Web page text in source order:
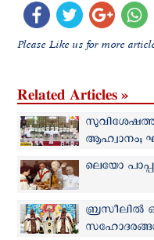
Please Like us for more
Related Articles »
ആഹ്വാനം;
സ്വീകരിച്ചു
ലെയോ പാപ്പ
ബ്രസീലില്‍